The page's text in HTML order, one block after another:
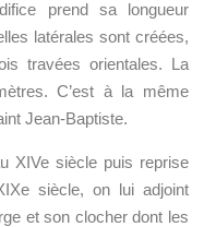
prend sa longueur
latérales sont créées,
travées orientales. La
C’est à la même
Jean-Baptiste.
XIVe siècle puis reprise
siècle,on lui adjoint
et son clocher dont les